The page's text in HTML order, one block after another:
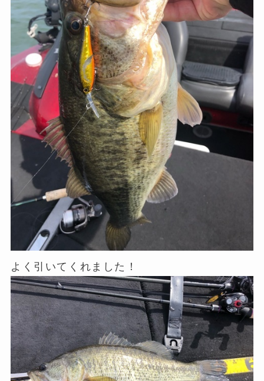
よく引いてくれました！